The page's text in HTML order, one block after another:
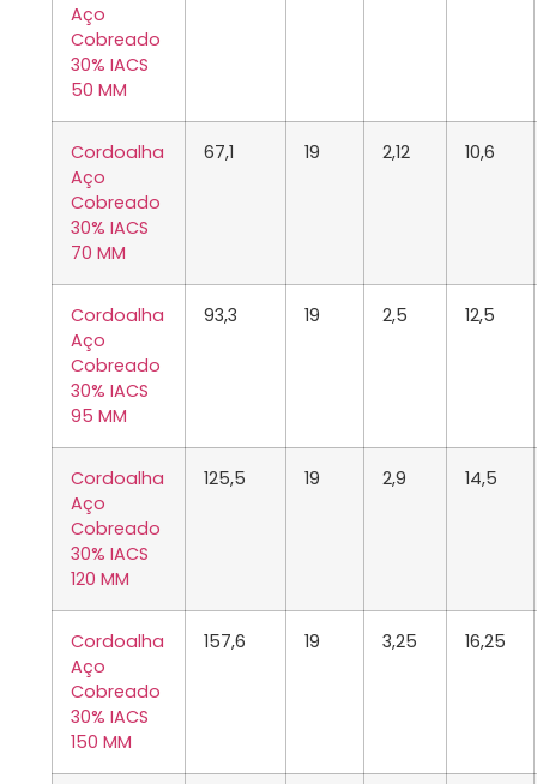
Aço
Cobreado
30% IACS
50 MM
Cordoalha
Aço
Cobreado
30% IACS
70 MM
67,1 19 2,12 10,6
Cordoalha
Aço
Cobreado
30% IACS
95 MM
93,3 19 2,5 12,5
Cordoalha
Aço
Cobreado
30% IACS
120 MM
125,5 19 2,9 14,5
Cordoalha
Aço
Cobreado
30% IACS
150 MM
157,6 19 3,25 16,25